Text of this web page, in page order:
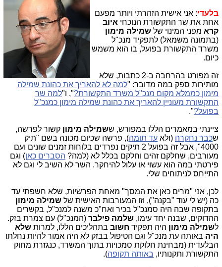
בלעדי: אני אישית הזהרתי ויותר מפעם
אחת את שר התקשורת הנוכחי איוב
קרא מפני המינוי של שמילה מימון
(בתמונה משמאל) לתפקיד מנכ"ל
משרד התקשורת בפועל, בו הוא משמש
כיום.
זה מפורט בהרחבה ב-2 כתבות, שלא
מותירות ספק במה מדובר: "למה לא להאריך את כהונת שמילה
מימון כממלא מקום מנכ"ל משרד התקשורת?", ו"למה שר
התקשורת מעוניין להאריך את כהונת שמילה מימון כמנכ"ל
בפועל?".
ציינתי במאמרים הללו במפורש, ששמילה מימון קשור לפרשה,
שכבר נחקרה (ולא עד תומה), פרשה שכיום מכונה בשם "תיק
4000", אבל זה בפועל 2 תיקים נפרדים בלוחות זמנים שונים ועם
מעורבים, שחלקם זהים וחלקם בכלל לא (למה? הסברים כאן) וגם
פירטתי במה הוא עשוי או עלול להיחקר. השר לא השיב לי וגם לא
התייחס לניתוחים שלי.
לכן, אני "מרים כאן את המסך" מאחת הפרשיות, שלא חשפתי עד
כה (יש לי עוד "בקנה"), וזו המעורבות האישית של שמילה מימון
בתקופה שבה היה סמנכ"ל בכיר ואח"כ משנה למנכ"ל, בקשרים
ההדוקים, שבנה יחד עימו, שלמה פילבר (המנכ"ל) עם צמרת בזק.
לשמילה מימון היה תפקיד חשוב בתהליכים הללו, למרות שלא
היה באותה עת מנכ"ל וגם הטיפול בבזק לא היה אמור להיות נחלתו
הבלעדית (מבחינת חלוקת סמכויות בתוך המשרד, כנגזרת מחוק
התקשורת ותקנותיו, באותה תקופה).